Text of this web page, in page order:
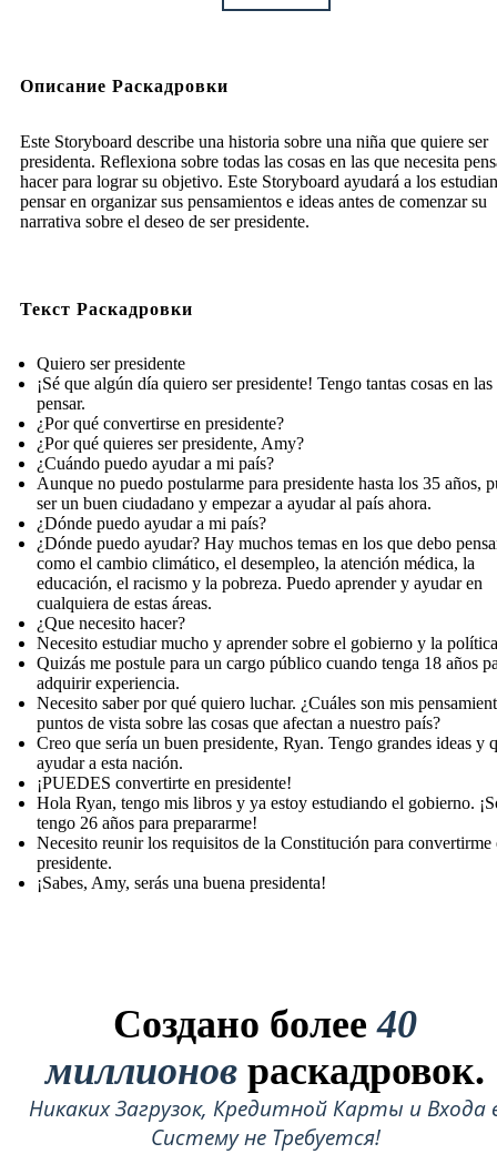
Описание Раскадровки
Este Storyboard describe una historia sobre una niña que quiere ser
presidenta. Reflexiona sobre todas las cosas en las que necesita
hacer para lograr su objetivo. Este Storyboard ayudará a los
pensar en organizar sus pensamientos e ideas antes de comenzar su
narrativa sobre el deseo de ser presidente.
Текст Раскадровки
Quiero ser presidente
¡Sé que algún día quiero ser presidente! Tengo tantas cosas en las
pensar.
¿Por qué convertirse en presidente?
¿Por qué quieres ser presidente, Amy?
¿Cuándo puedo ayudar a mi país?
Aunque no puedo postularme para presidente hasta los 35 años,
ser un buen ciudadano y empezar a ayudar al país ahora.
¿Dónde puedo ayudar a mi país?
¿Dónde puedo ayudar? Hay muchos temas en los que debo
como el cambio climático, el desempleo, la atención médica, la
educación, el racismo y la pobreza. Puedo aprender y ayudar en
cualquiera de estas áreas.
¿Que necesito hacer?
Necesito estudiar mucho y aprender sobre el gobierno y la
Quizás me postule para un cargo público cuando tenga 18 años
adquirir experiencia.
Necesito saber por qué quiero luchar. ¿Cuáles son mis
puntos de vista sobre las cosas que afectan a nuestro país?
Creo que sería un buen presidente, Ryan. Tengo grandes ideas y
ayudar a esta nación.
¡PUEDES convertirte en presidente!
Hola Ryan, tengo mis libros y ya estoy estudiando el gobierno.
tengo 26 años para prepararme!
Necesito reunir los requisitos de la Constitución para convertirme
presidente.
¡Sabes, Amy, serás una buena presidenta!
Создано более40
миллионов раскадровок.
Никаких Загрузок, Кредитной Карты и Входа
Систему не Требуется!